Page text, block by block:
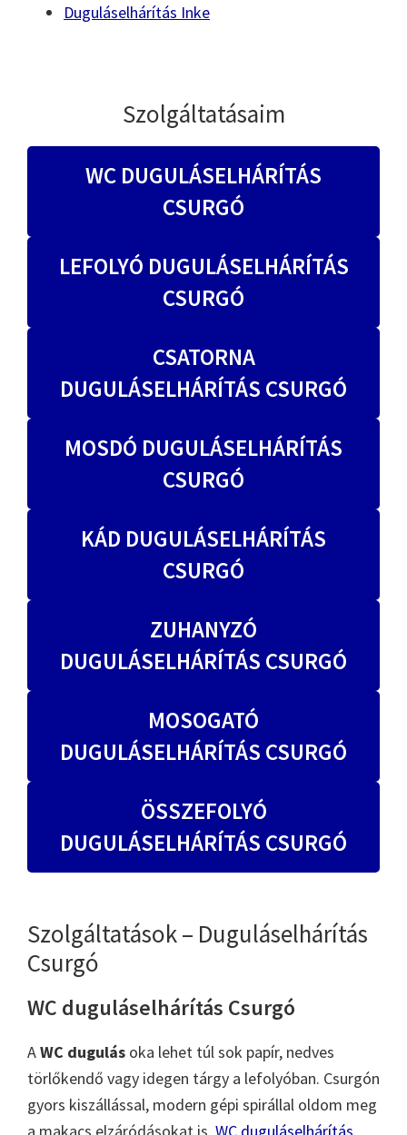
Duguláselhárítás Inke
Szolgáltatásaim
WC DUGULÁSELHÁRÍTÁS
CSURGÓ
LEFOLYÓ DUGULÁSELHÁRÍTÁS
CSURGÓ
CSATORNA
DUGULÁSELHÁRÍTÁS CSURGÓ
MOSDÓ DUGULÁSELHÁRÍTÁS
CSURGÓ
KÁD DUGULÁSELHÁRÍTÁS
CSURGÓ
ZUHANYZÓ
DUGULÁSELHÁRÍTÁS CSURGÓ
MOSOGATÓ
DUGULÁSELHÁRÍTÁS CSURGÓ
ÖSSZEFOLYÓ
DUGULÁSELHÁRÍTÁS CSURGÓ
Szolgáltatások – Duguláselhárítás
Csurgó
WC duguláselhárítás Csurgó
AWC dugulás oka lehet túl sok papír, nedves
törlőkendő vagy idegen tárgy a lefolyóban. Csurgón
gyors kiszállással, modern gépi spirállal oldom meg
a makacs elzáródásokat is. WC duguláselhárítás